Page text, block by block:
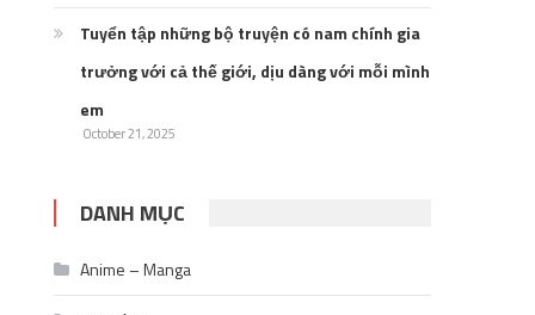
Tuyển tập những bộ truyện có nam chính gia
trưởng với cả thế giới, dịu dàng với mỗi mình
em
October 21, 2025
DANH MỤC
Anime – Manga